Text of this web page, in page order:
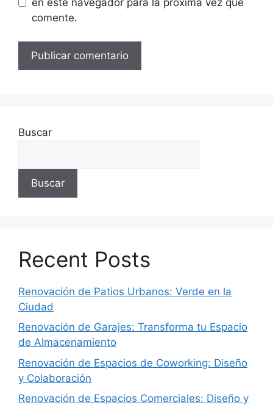
en este navegador para la próxima vez que
comente.
Buscar
Buscar
Recent Posts
Renovación de Patios Urbanos: Verde en la
Ciudad
Renovación de Garajes: Transforma tu Espacio
de Almacenamiento
Renovación de Espacios de Coworking: Diseño
y Colaboración
Renovación de Espacios Comerciales: Diseño y